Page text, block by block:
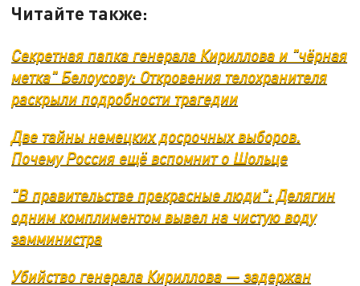
Читайте также:
Секретная папка генерала Кириллова и "чёрная
метка" Белоусову: Откровения телохранителя
раскрыли подробности трагедии
Две тайны немецких досрочных выборов.
Почему Россия ещё вспомнит о Шольце
"В правительстве прекрасные люди": Делягин
одним комплиментом вывел на чистую воду
замминистра
Убийство генерала Кириллова — задержан